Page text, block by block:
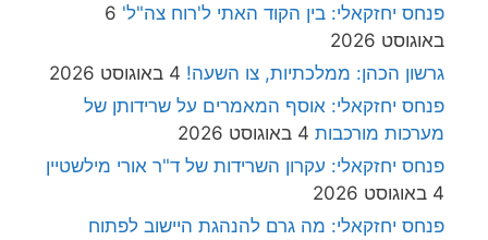
פנחס יחזקאלי: בין הקוד האתי ל'רוח צה"ל' 6
באוגוסט 2026
גרשון הכהן: ממלכתיות, צו השעה! 4 באוגוסט 2026
פנחס יחזקאלי: אוסף המאמרים על שרידותן של
מערכות מורכבות 4 באוגוסט 2026
פנחס יחזקאלי: עקרון השרידות של ד"ר אורי מילשטיין
4 באוגוסט 2026
פנחס יחזקאלי: מה גרם להנהגת היישוב לפתוח